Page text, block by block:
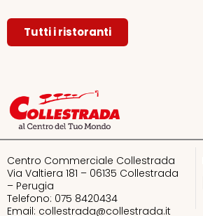
Tutti i ristoranti
Centro Commerciale Collestrada
Via Valtiera 181 – 06135 Collestrada
– Perugia
Telefono: 075 8420434
Email: collestrada@collestrada.it